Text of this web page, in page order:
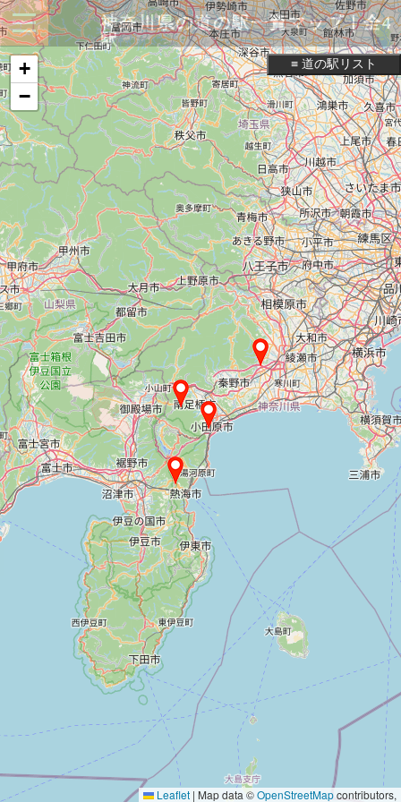
神奈川県の道の駅一覧マップ｜全4
駅
≡ 道の駅リスト
+
−
Leaflet | Map data ©OpenStreetMapcontributors,